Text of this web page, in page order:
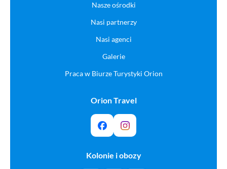
Nasze ośrodki
Nasi partnerzy
Nasi agenci
Galerie
Praca w Biurze Turystyki Orion
Orion Travel
Kolonie i obozy